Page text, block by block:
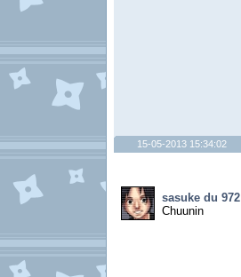
15-05-2013 15:34:02
sasuke du 972
Chuunin